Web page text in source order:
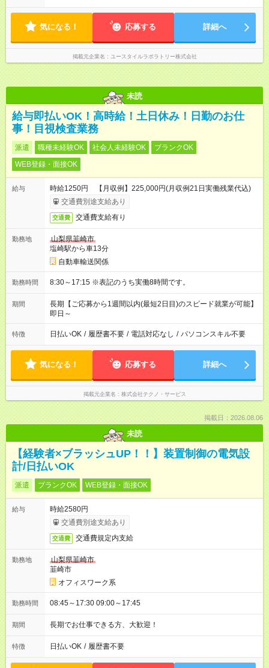
変動 ※曜日固定（毎週同じ曜日勤務）
気になる！ 応募する 詳細へ
掲載元企業名 ユースタイルラボラトリー株式会社
未読
給与即払いOK！高時給！土日休み！日勤のお仕
事！目視検査業務
派遣 職種未経験OK 社会人未経験OK
ブランクOK
WEB登録・面接OK
給与
時給1250円 【月収例】225,000円(月収例21日実働残業代込)
交通費別途支給あり
交通費 交通費支給有り
勤務地
山梨県韮崎市
塩崎駅から車13分
自動車輸送関係
勤務時間 8:30～17:15 ※表記のうち実働8時間です。
期間
長期【ご応募から1週間以内(最短2日目)のスピード就業が可能】
即日～
特徴 日払いOK / 履歴書不要 / 電話対応なし / パソコンスキル不要
気になる！ 応募する 詳細へ
掲載元企業名 株式会社テクノ・サービス
掲載日：2026.08.06
未読
【経験者×ブラッシュUP！！】装置制御の電気設
計/日払いOK
派遣 ブランクOK WEB登録・面接OK
給与
時給2580円
交通費別途支給あり
交通費 交通費規定内支給
勤務地
山梨県韮崎市
韮崎市
オフィスワーク系
勤務時間 08:45～17:30 09:00～17:45
期間 長期でお仕事できる方、大歓迎！
特徴 日払いOK / 履歴書不要